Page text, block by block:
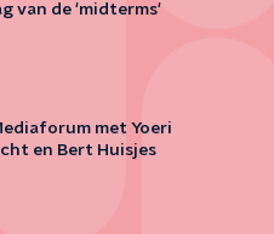
van de 'midterms'
met Yoeri
en Bert Huisjes